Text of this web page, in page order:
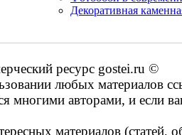
Декоративная
ресурс gostei.ru ©
любых материалов
многими авторами, и если
материалов